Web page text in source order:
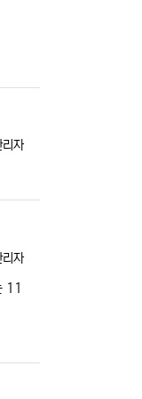
록자
리자
록자
리자
11